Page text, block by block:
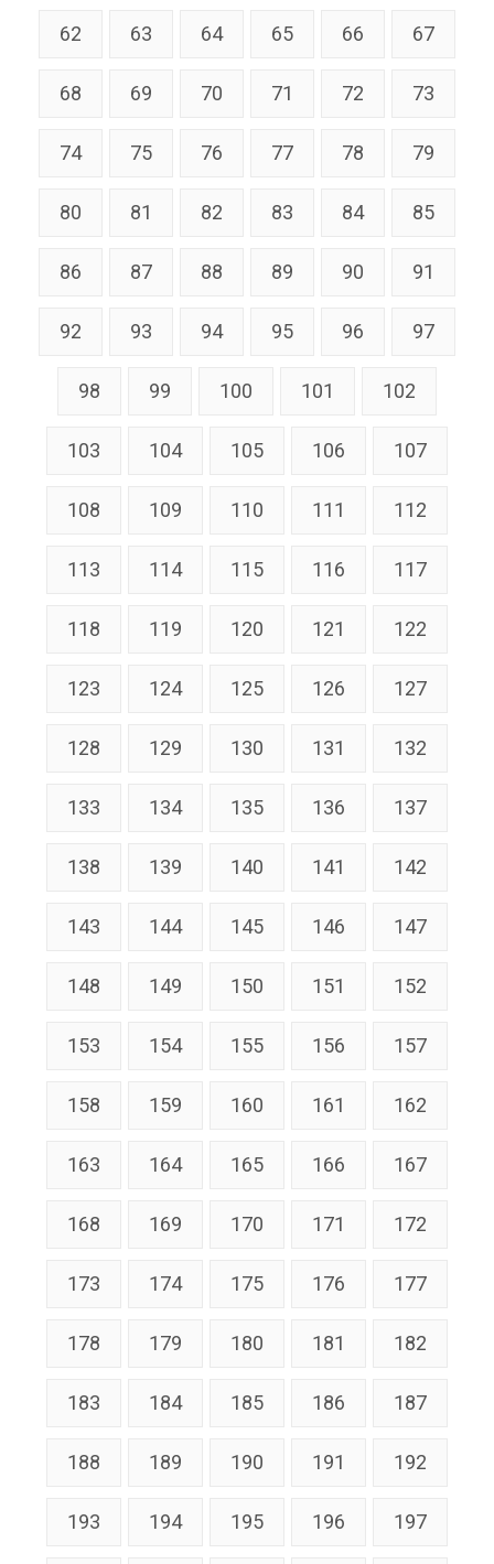
62 63 64 65 66 67
68 69 70 71 72 73
74 75 76 77 78 79
80 81 82 83 84 85
86 87 88 89 90 91
92 93 94 95 96 97
98 99 100 101 102
103 104 105 106 107
108 109 110 111 112
113 114 115 116 117
118 119 120 121 122
123 124 125 126 127
128 129 130 131 132
133 134 135 136 137
138 139 140 141 142
143 144 145 146 147
148 149 150 151 152
153 154 155 156 157
158 159 160 161 162
163 164 165 166 167
168 169 170 171 172
173 174 175 176 177
178 179 180 181 182
183 184 185 186 187
188 189 190 191 192
193 194 195 196 197